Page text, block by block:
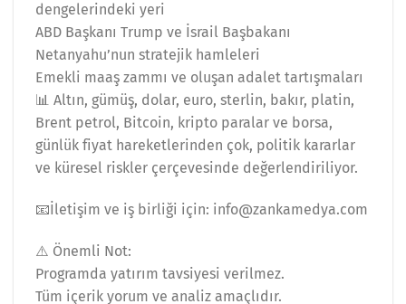
dengelerindeki yeri
ABD Başkanı Trump ve İsrail Başbakanı
Netanyahu’nun stratejik hamleleri
Emekli maaş zammı ve oluşan adalet tartışmaları
📊 Altın, gümüş, dolar, euro, sterlin, bakır, platin,
Brent petrol, Bitcoin, kripto paralar ve borsa,
günlük fiyat hareketlerinden çok, politik kararlar
ve küresel riskler çerçevesinde değerlendiriliyor.
📧İletişim ve iş birliği için: info@zankamedya.com
⚠️ Önemli Not:
Programda yatırım tavsiyesi verilmez.
Tüm içerik yorum ve analiz amaçlıdır.